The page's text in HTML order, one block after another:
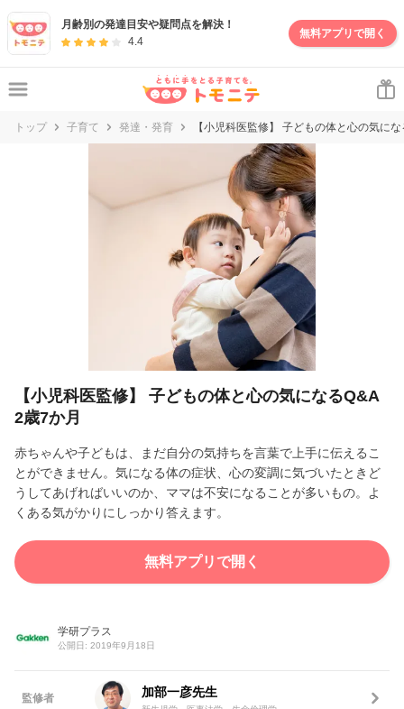
月齢別の発達目安や疑問点を解決！
4.4
無料アプリで開く
トップ 子育て 発達・発育 【小児科医監修】 子どもの体と心の気に
【小児科医監修】 子どもの体と心の気になるQ&A
2歳7か月
赤ちゃんや子どもは、まだ自分の気持ちを言葉で上手に伝えるこ
とができません。気になる体の症状、心の変調に気づいたときど
うしてあげればいいのか、ママは不安になることが多いもの。よ
くある気がかりにしっかり答えます。
無料アプリで開く
学研プラス
公開日: 2019年9月18日
監修者 加部一彦先生